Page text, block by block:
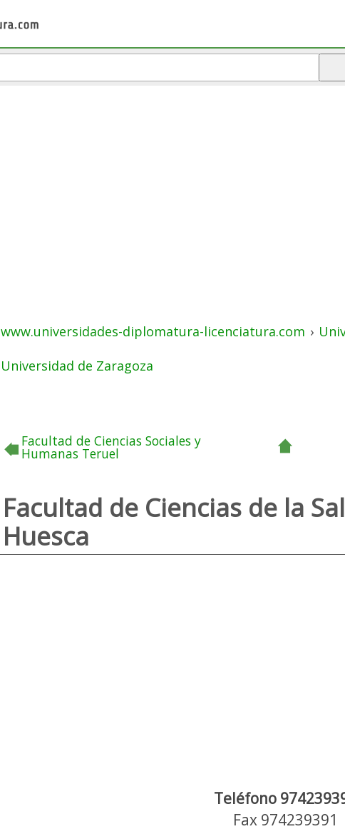
www.universidades-diplomatura-licenciatura.com ›
Universidad de Zaragoza
Facultad de Ciencias Sociales y
Humanas Teruel
Facultad de Ciencias de la
Huesca
Teléfono
Fax 974239391